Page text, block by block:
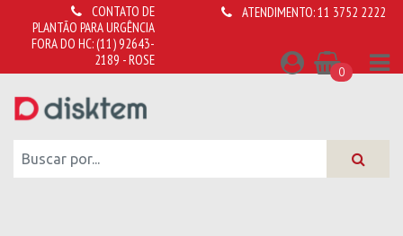
CONTATO DE
PLANTÃO PARA URGÊNCIA
FORA DO HC:(11) 92643-
2189 - ROSE
ATENDIMENTO:11 3752 2222
0